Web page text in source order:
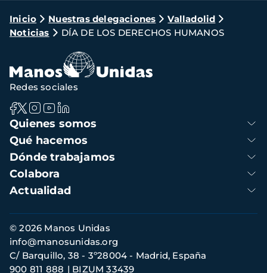
Ruta
de
navegación
Inicio Nuestras delegaciones
Valladolid
Noticias
DÍA DE LOS DERECHOS HUMANOS
Navegación
principal
Quienes somos
Qué hacemos
Dónde trabajamos
Colabora
Actualidad
Redes sociales
Información
de
contacto
© 2026 Manos Unidas
C/ Barquillo, 38 - 3º28004 - Madrid, España
900 811 888
BIZUM 33439
info@manosunidas.org